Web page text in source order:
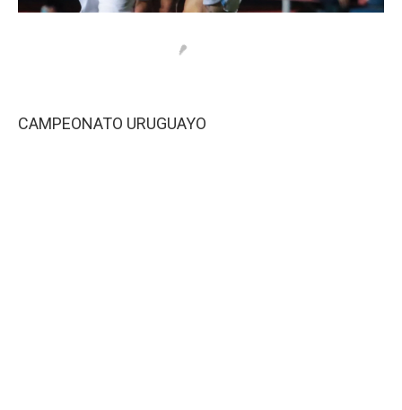
CAMPEONATO URUGUAYO